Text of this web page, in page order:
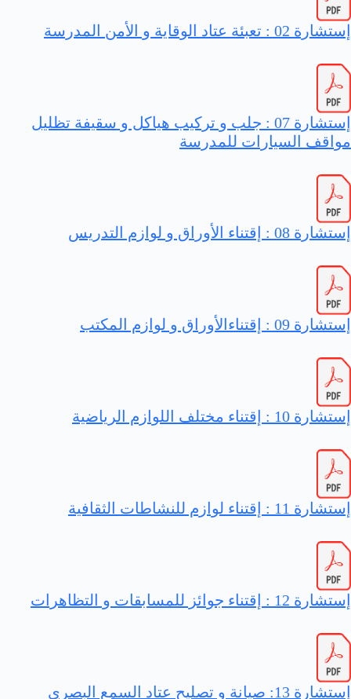
إستشارة 02 : تعبئة عتاد الوقاية و الأمن المدرسة
إستشارة 07 : جلب و تركيب هياكل و سقيفة تظليل
مواقف السيارات للمدرسة
إستشارة 08 : إقتناء الأوراق و لوازم التدريس
إستشارة 09 : إقتناءالأوراق و لوازم المكتب
إستشارة 10 : إقتناء مختلف اللوازم الرياضية
إستشارة 11 : إقتناء لوازم للنشاطات الثقافية
إستشارة 12 : إقتناء جوائز للمسابقات و التظاهرات
إستشارة 13: صيانة و تصليح عتاد السمع البصري